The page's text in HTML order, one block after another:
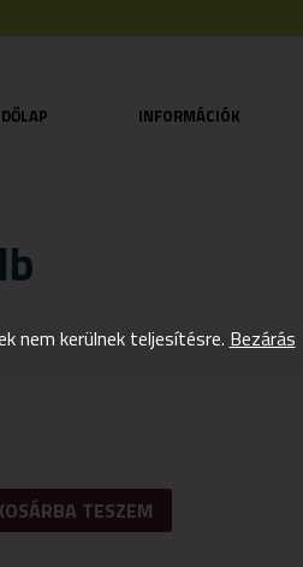
INFORMÁCIÓK
TESZEM
nem kerülnek teljesítésre. Bezárás